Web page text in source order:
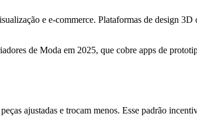
e e‑commerce. Plataformas de design
de Moda em 2025, que cobre apps de
ajustadas e trocam menos. Esse padrão